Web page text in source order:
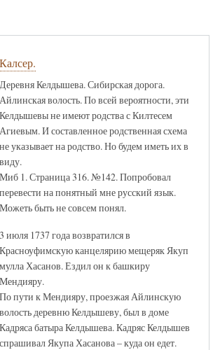
Калсер.
Деревня Келдышева. Сибирская дорога.
Айлинская волость. По всей вероятности, эти
Келдышевы не имеют родства с Килтесем
Агиевым. И составленное родственная схема
не указывает на родство. Но будем иметь их в
виду.
Миб 1. Страница 316. №142. Попробовал
перевести на понятный мне русский язык.
Можеть быть не совсем понял.
3 июля 1737 года возвратился в
Красноуфимскую канцелярию мещеряк Якуп
мулла Хасанов. Ездил он к башкиру
Мендияру.
По пути к Мендияру, проезжая Айлинскую
волость деревню Келдышеву, был в доме
Кадряса батыра Келдышева. Кадряс Келдышев
спрашивал Якупа Хасанова – куда он едет.